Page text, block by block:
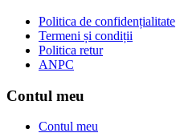
Politica de confidențialitate
Termeni și condiții
Politica retur
ANPC
Contul meu
Contul meu